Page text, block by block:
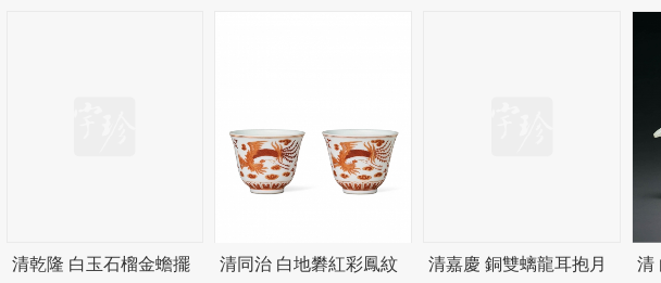
清乾隆 白玉石榴金蟾擺
清同治 白地礬紅彩鳳紋
清嘉慶 銅雙螭龍耳抱月
清